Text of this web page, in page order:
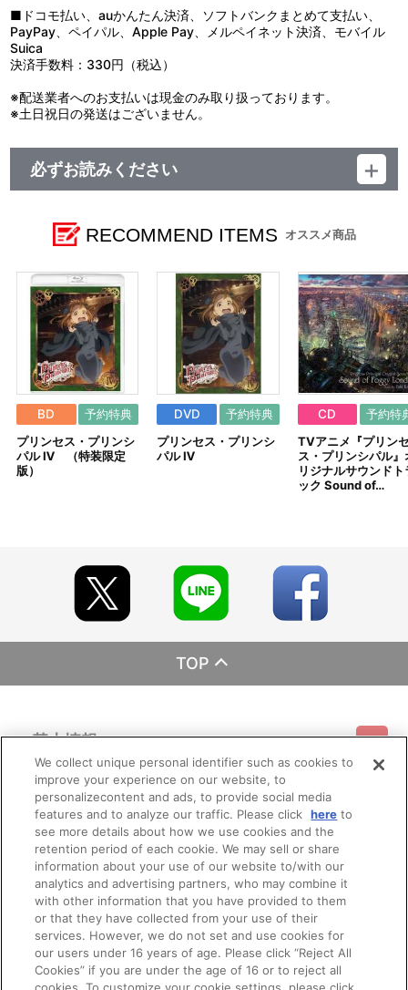
■ドコモ払い、auかんたん決済、ソフトバンクまとめて支払い、
PayPay、ペイパル、Apple Pay、メルペイネット決済、モバイル
Suica
決済手数料：330円（税込）
※配送業者へのお支払いは現金のみ取り扱っております。
※土日祝日の発送はございません。
必ずお読みください
販売元 (株)バンダイナムコフィルムワークス
RECOMMEND ITEMS オススメ商品
BD
予約特典
プリンセス・プリンシ
パル Ⅳ （特装限定
版）
DVD
予約特典
プリンセス・プリンシ
パル Ⅳ
CD
予約特
TVアニメ『プリン
ス・プリンシパル』
リジナルサウンドト
ック Sound of…
TOP
基本情報
利用規約 特定商取引法に基づく表示 プライバシーポリシー
プライバシーオプション 会社概要
ご利用情報
ご利用ガイド サイトマップ お問い合わせ
Do Not Sell or Share My Personal Information
会員メニュー
ログイン 会員規約 新規会員登録
その他のご案内
公式X バンダイナムコフィルムワークス
We collect unique personal identifier such as cookies to
improve your experience on our website, to
personalizecontent and ads, to provide social media
features and to analyze our traffic. Please click here to
see more details about how we use cookies and the
retention period of each cookie. We may sell or share
information about your use of our website to/with our
analytics and advertising partners, who may combine it
with other information that you have provided to them
or that they have collected from your use of their
services. However, we do not set and use cookies for
our users under 16 years of age. Please click “Reject All
Cookies” if you are under the age of 16 or to reject all